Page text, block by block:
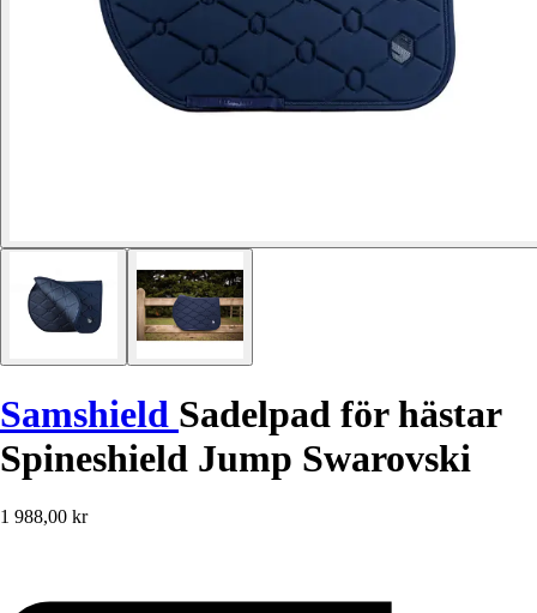
Samshield Sadelpad för hästar
Spineshield Jump Swarovski
1 988,00 kr